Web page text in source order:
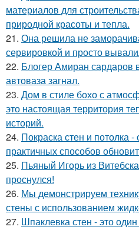
материалов для
природной красоты и тепла.
21. Она решила не
сервировкой и просто
22. Блогер Амиран сардаров
автоваза загнал.
23. Дом в стиле бохо с
это настоящая территория
историй.
24. Покраска стен и потолка
практичных способов
25. Пьяный Игорь из
проснулся!
26. Мы демонстрируем
стены с использованием
27. Шпаклевка стен - это